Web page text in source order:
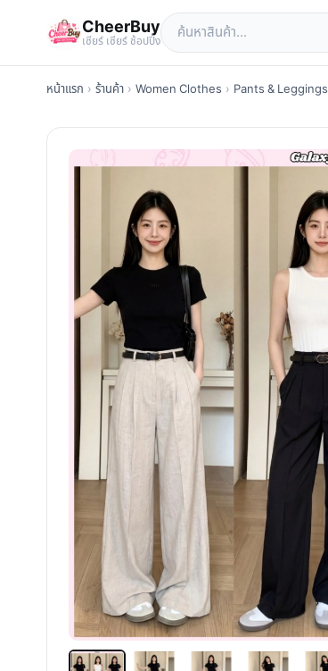
CheerBuy
เซียร์ เซียร์ ช้อปปิ้ง
หน้าแรก › ร้านค้า › Women Clothes › Pants & Leggings